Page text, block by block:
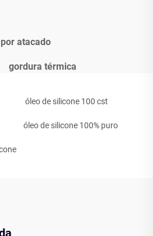
atacado
gordura térmica
óleo de silicone 100 cst
óleo de silicone 100% puro